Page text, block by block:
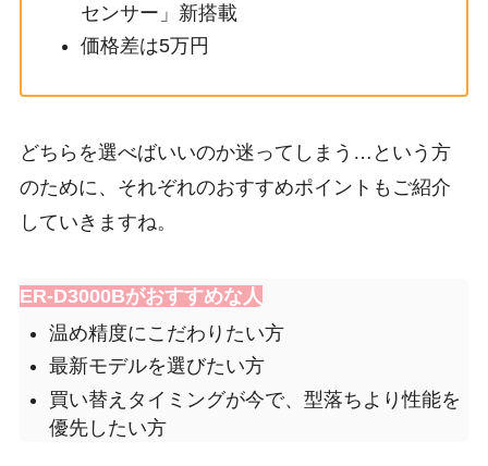
センサー」新搭載
価格差は5万円
どちらを選べばいいのか迷ってしまう…という方
のために、それぞれのおすすめポイントもご紹介
していきますね。
ER-D3000Bがおすすめな人
温め精度にこだわりたい方
最新モデルを選びたい方
買い替えタイミングが今で、型落ちより性能を
優先したい方